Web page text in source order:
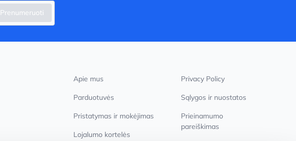
Prenumeruoti
Apie mus
Parduotuvės
Pristatymas ir mokėjimas
Lojalumo kortelės
Privacy Policy
Sąlygos ir nuostatos
Prieinamumo
pareiškimas